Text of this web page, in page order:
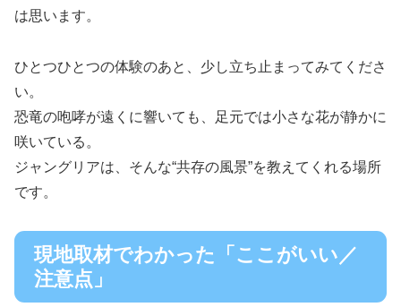
は思います。
ひとつひとつの体験のあと、少し立ち止まってみてくださ
い。
恐竜の咆哮が遠くに響いても、足元では小さな花が静かに
咲いている。
ジャングリアは、そんな“共存の風景”を教えてくれる場所
です。
現地取材でわかった「ここがいい／
注意点」